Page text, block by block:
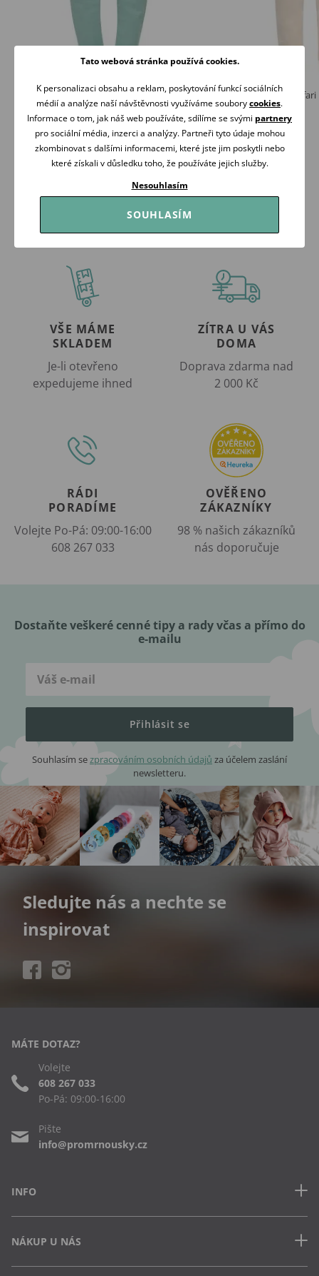
PINOKIO Tepláky Let´s Rock ŠALVĚJOVÁ
339 Kč
Koupit
PINOKIO Tepláky Safari
249 Kč359 Kč
Skladem
Koupit
VŠE MÁME
SKLADEM
Je-li otevřeno
expedujeme ihned
ZÍTRA U VÁS
DOMA
Doprava zdarma nad
2 000 Kč
RÁDI
PORADÍME
Volejte Po-Pá: 09:00-16:00
608 267 033
OVĚŘENO
ZÁKAZNÍKY
98 % našich zákazníků
nás doporučuje
Dostaňte veškeré cenné tipy a rady včas a přímo do
e-mailu
Přihlásit se
Souhlasím sezpracováním osobních údajů za účelem zaslání
newsletteru.
Sledujte nás a nechte se
inspirovat
INFO
Často kladené dotazy
Obchodní podmínky
NÁKUP U NÁS
MÁTE DOTAZ?
Volejte
608 267 033
Po-Pá: 09:00-16:00
Pište
info@promrnousky.cz
Tato webová stránka používá cookies.
K personalizaci obsahu a reklam, poskytování funkcí sociálních
médií a analýze naší návštěvnosti využíváme souborycookies.
Informace o tom, jak náš web používáte, sdílíme se svými partnery
pro sociální média, inzerci a analýzy. Partneři tyto údaje mohou
zkombinovat s dalšími informacemi, které jste jim poskytli nebo
které získali v důsledku toho, že používáte jejich služby.
Nesouhlasím
SOUHLASÍM